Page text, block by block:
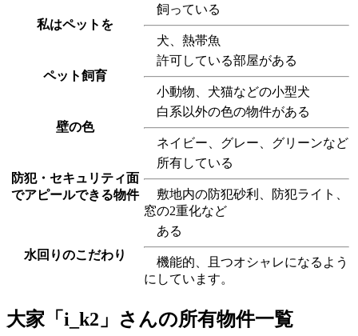
私はペットを
飼っている
犬、熱帯魚
ペット飼育
許可している部屋がある
小動物、犬猫などの小型犬
壁の色
白系以外の色の物件がある
ネイビー、グレー、グリーンなど
防犯・セキュリティ面
でアピールできる物件
所有している
敷地内の防犯砂利、防犯ライト、
窓の2重化など
水回りのこだわり
ある
機能的、且つオシャレになるよう
にしています。
大家「i_k2」さんの所有物件一覧